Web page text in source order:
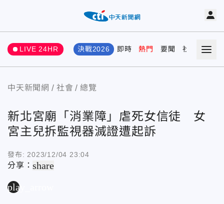
LIVE 24HR 決戰2026 即時 熱門 要聞 社會 娛樂
中天新聞網 社會 總覽
新北宮廟「消業障」虐死女信徒 女
宮主兒拆監視器滅證遭起訴
發布: 2023/12/04 23:04
分享：share
play_arrow